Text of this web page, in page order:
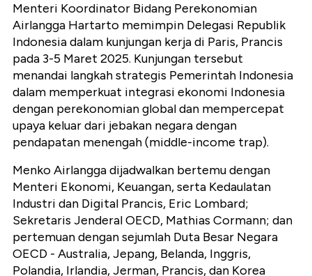
Menteri Koordinator Bidang Perekonomian
Airlangga Hartarto memimpin Delegasi Republik
Indonesia dalam kunjungan kerja di Paris, Prancis
pada 3-5 Maret 2025. Kunjungan tersebut
menandai langkah strategis Pemerintah Indonesia
dalam memperkuat integrasi ekonomi Indonesia
dengan perekonomian global dan mempercepat
upaya keluar dari jebakan negara dengan
pendapatan menengah (middle-income trap).
Menko Airlangga dijadwalkan bertemu dengan
Menteri Ekonomi, Keuangan, serta Kedaulatan
Industri dan Digital Prancis, Eric Lombard;
Sekretaris Jenderal OECD, Mathias Cormann; dan
pertemuan dengan sejumlah Duta Besar Negara
OECD - Australia, Jepang, Belanda, Inggris,
Polandia, Irlandia, Jerman, Prancis, dan Korea